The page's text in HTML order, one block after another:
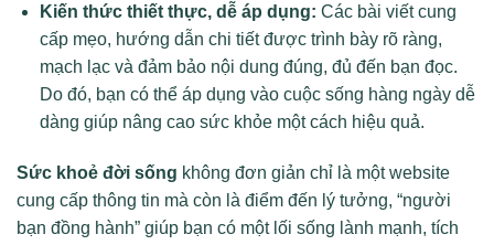
Kiến thức thiết thực, dễ áp dụng: Các bài viết cung
cấp mẹo, hướng dẫn chi tiết được trình bày rõ ràng,
mạch lạc và đảm bảo nội dung đúng, đủ đến bạn đọc.
Do đó, bạn có thể áp dụng vào cuộc sống hàng ngày dễ
dàng giúp nâng cao sức khỏe một cách hiệu quả.
Sức khoẻ đời sống không đơn giản chỉ là một website
cung cấp thông tin mà còn là điểm đến lý tưởng, “người
bạn đồng hành” giúp bạn có một lối sống lành mạnh, tích